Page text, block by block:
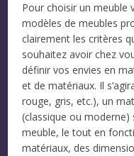
Pour choisir un meuble
modèles de meubles
clairement les critères
souhaitez avoir chez
définir vos envies en
et de matériaux. Il
rouge, gris, etc.), un
(classique ou moderne)
meuble, le tout en
matériaux, des